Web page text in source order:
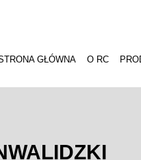
GŁÓWNA O RC